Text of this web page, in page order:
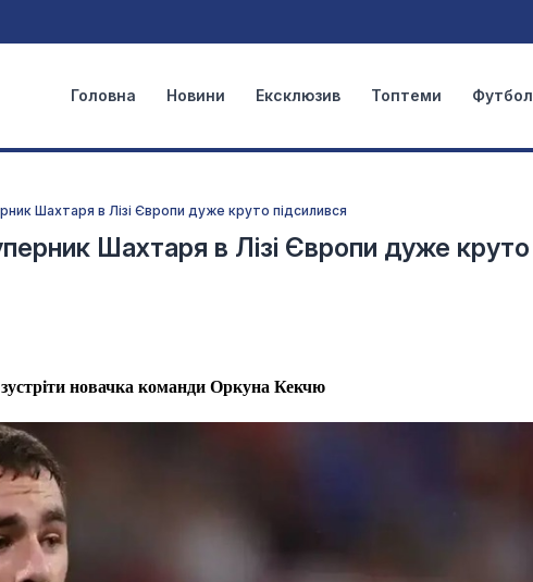
Головна Новини Ексклюзив Топтеми Футбол
Шахтаря в Лізі Європи дуже круто підсилився
Шахтаря в Лізі Європи дуже круто
новачка команди Оркуна Кекчю